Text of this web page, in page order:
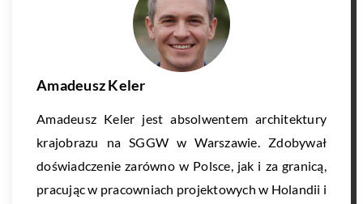
Amadeusz Keler
Amadeusz Keler jest absolwentem architektury
krajobrazu na SGGW w Warszawie. Zdobywał
doświadczenie zarówno w Polsce, jak i za granicą,
pracując w pracowniach projektowych w Holandii i